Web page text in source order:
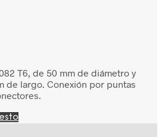
T6, de 50 mm de diámetro y
de largo. Conexión por puntas